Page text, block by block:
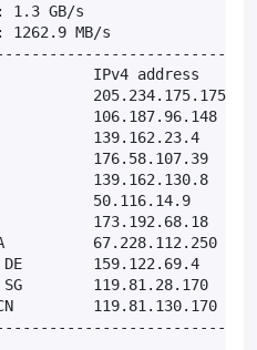
GB/s
MB/s
IPv4 address
205.234.175.175
106.187.96.148
139.162.23.4
176.58.107.39
139.162.130.8
50.116.14.9
173.192.68.18
67.228.112.250
DE        159.122.69.4
SG        119.81.28.170
CN         119.81.130.170